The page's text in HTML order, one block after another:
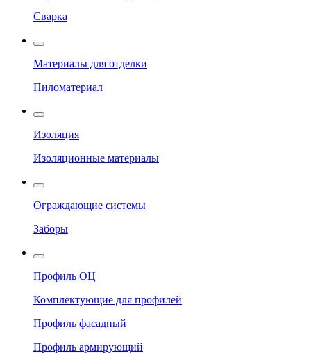
Сварка
Материалы для отделки
Пиломатериал
Изоляция
Изоляционные материалы
Ограждающие системы
Заборы
Профиль ОЦ
Комплектующие для профилей
Профиль фасадный
Профиль армирующий